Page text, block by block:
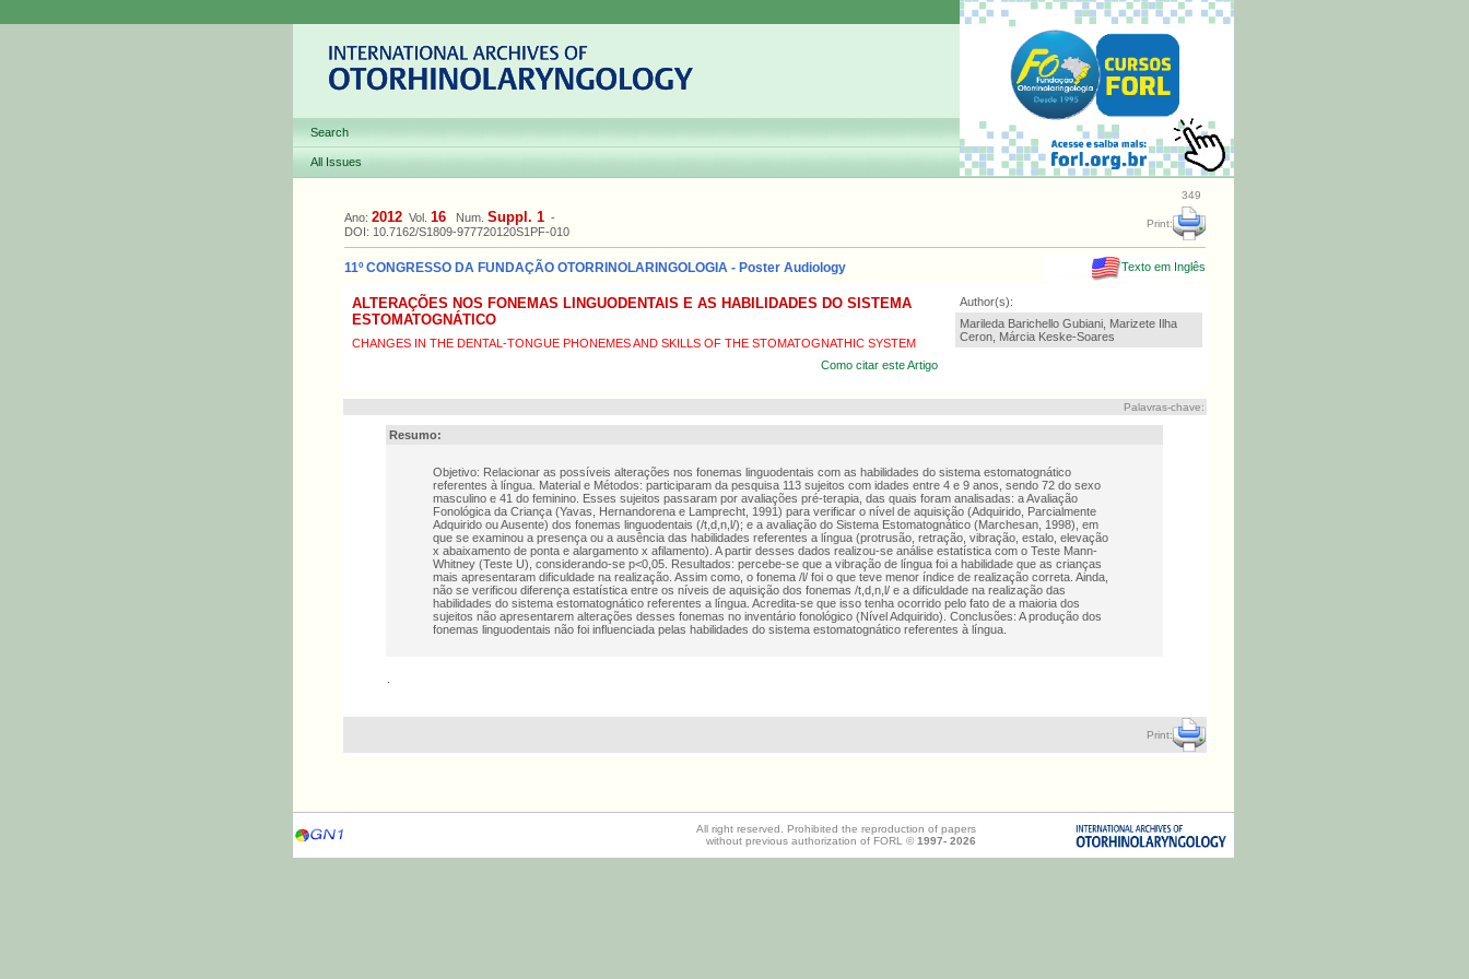
Search
All Issues
349
Ano: 2012Vol. 16Num. Suppl. 1-
DOI: 10.7162/S1809-977720120S1PF-010
Print:
11º CONGRESSO DA FUNDAÇÃO OTORRINOLARINGOLOGIA - Poster Audiology Texto em Inglês
ALTERAÇÕES NOS FONEMAS LINGUODENTAIS E AS HABILIDADES DO SISTEMA
ESTOMATOGNÁTICO
CHANGES IN THE DENTAL-TONGUE PHONEMES AND SKILLS OF THE STOMATOGNATHIC SYSTEM
Como citar este Artigo
Author(s):
Marileda Barichello Gubiani, Marizete Ilha
Ceron, Márcia Keske-Soares
Palavras-chave:
Resumo:
Objetivo: Relacionar as possíveis alterações nos fonemas linguodentais com as habilidades do sistema estomatognático
referentes à língua. Material e Métodos: participaram da pesquisa 113 sujeitos com idades entre 4 e 9 anos, sendo 72 do sexo
masculino e 41 do feminino. Esses sujeitos passaram por avaliações pré-terapia, das quais foram analisadas: a Avaliação
Fonológica da Criança (Yavas, Hernandorena e Lamprecht, 1991) para verificar o nível de aquisição (Adquirido, Parcialmente
Adquirido ou Ausente) dos fonemas linguodentais (/t,d,n,l/); e a avaliação do Sistema Estomatognático (Marchesan, 1998), em
que se examinou a presença ou a ausência das habilidades referentes a língua (protrusão, retração, vibração, estalo, elevação
x abaixamento de ponta e alargamento x afilamento). A partir desses dados realizou-se análise estatística com o Teste Mann-
Whitney (Teste U), considerando-se p<0,05. Resultados: percebe-se que a vibração de língua foi a habilidade que as crianças
mais apresentaram dificuldade na realização. Assim como, o fonema /l/ foi o que teve menor índice de realização correta. Ainda,
não se verificou diferença estatística entre os níveis de aquisição dos fonemas /t,d,n,l/ e a dificuldade na realização das
habilidades do sistema estomatognático referentes a língua. Acredita-se que isso tenha ocorrido pelo fato de a maioria dos
sujeitos não apresentarem alterações desses fonemas no inventário fonológico (Nível Adquirido). Conclusões: A produção dos
fonemas linguodentais não foi influenciada pelas habilidades do sistema estomatognático referentes à língua.
Print:
All right reserved. Prohibited the reproduction of papers
without previous authorization of FORL © 1997- 2026